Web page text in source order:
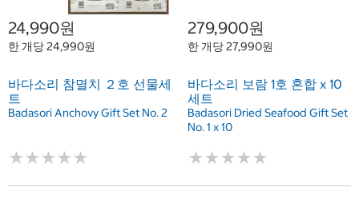
24,990원
한 개당 24,990원
바다소리 참멸치 ２호 선물세
트
Badasori Anchovy Gift Set No. 2
★★★★★
★★★★★
279,900원
한 개당 27,990원
바다소리 보람 1호 혼합 x 10
세트
Badasori Dried Seafood Gift Set
No. 1 x 10
★★★★★
★★★★★